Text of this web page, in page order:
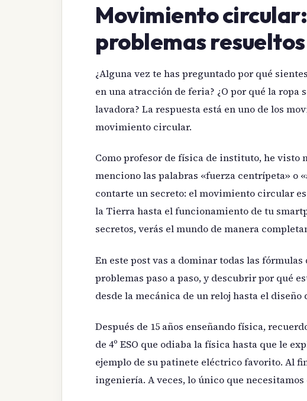
Movimiento
problemas resueltos
¿Alguna vez te has preguntado por qué
en una atracción de feria? ¿O por qué la ropa
lavadora? La respuesta está en uno de los
movimiento circular.
Como profesor de física de instituto, he visto
menciono las palabras «fuerza centrípeta» o
contarte un secreto: el movimiento circular
la Tierra hasta el funcionamiento de tu
secretos, verás el mundo de manera
En este post vas a dominar todas las
problemas paso a paso, y descubrir por qué
desde la mecánica de un reloj hasta el diseño
Después de 15 años enseñando física,
de 4º ESO que odiaba la física hasta que le
ejemplo de su patinete eléctrico favorito. Al
ingeniería. A veces, lo único que